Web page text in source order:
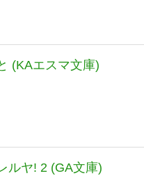
(KAエスマ文庫)
ルヤ! 2 (GA文庫)